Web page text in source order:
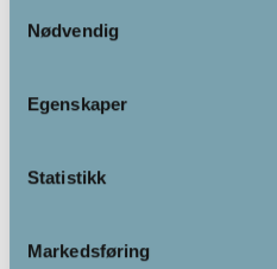
Nødvendig
Egenskaper
Statistikk
Markedsføring
Ofte stilte spørsmål og svar